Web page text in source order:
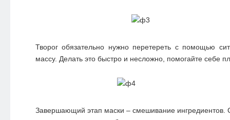
Творог обязательно нужно перетереть с помощью
массу. Делать это быстро и несложно, помогайте себе
Завершающий этап маски – смешивание ингредиентов.